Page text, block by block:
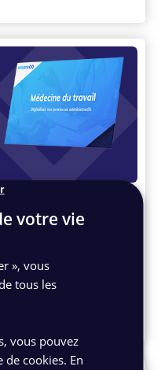
accompagne
avec la
L'objectif ? Vous
temps au service de
votre vie
», vous
tous les
vous pouvez
de cookies. En